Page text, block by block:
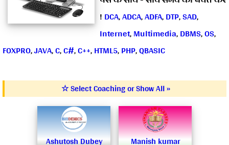
!DCA,ADCA,ADFA,DTP,SAD,
Internet,Multimedia,DBMS,OS,
FOXPRO,JAVA,C,C#,C++,HTML5,PHP,QBASIC
☆ Select Coaching or Show All »
Ashutosh Dubey Manish kumar